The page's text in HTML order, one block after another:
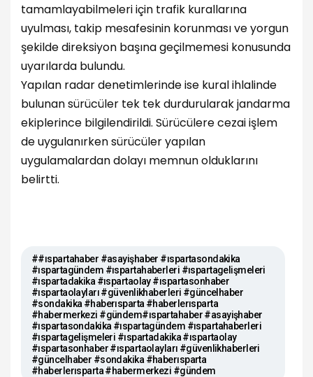
tamamlayabilmeleri için trafik kurallarına
uyulması, takip mesafesinin korunması ve yorgun
şekilde direksiyon başına geçilmemesi konusunda
uyarılarda bulundu.
Yapılan radar denetimlerinde ise kural ihlalinde
bulunan sürücüler tek tek durdurularak jandarma
ekiplerince bilgilendirildi. Sürücülere cezai işlem
de uygulanırken sürücüler yapılan
uygulamalardan dolayı memnun olduklarını
belirtti.
##ıspartahaber #asayişhaber #ıspartasondakika
#ıspartagündem #ıspartahaberleri #ıspartagelişmeleri
#ıspartadakika #ıspartaolay #ıspartasonhaber
#ıspartaolayları #güvenlikhaberleri #güncelhaber
#sondakika #haberısparta #haberlerısparta
#habermerkezi #gündem#ıspartahaber #asayişhaber
#ıspartasondakika #ıspartagündem #ıspartahaberleri
#ıspartagelişmeleri #ıspartadakika #ıspartaolay
#ıspartasonhaber #ıspartaolayları #güvenlikhaberleri
#güncelhaber #sondakika #haberısparta
#haberlerısparta #habermerkezi #gündem